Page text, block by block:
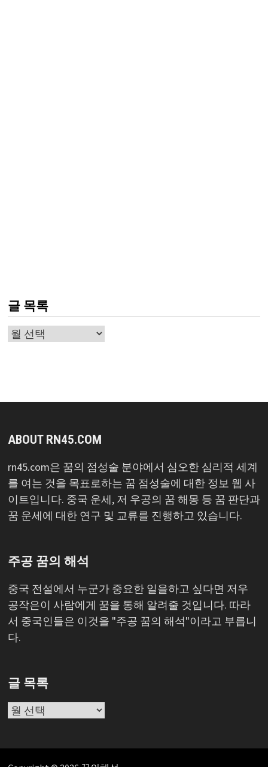
글 목록
글
ABOUT RN45.COM
rn45.com은 꿈의 점성술 분야에서 심오한 심리적 세계
를 여는 것을 목표로하는 꿈 점성술에 대한 정보 웹 사
이트입니다. 중국 운세, 저 우공의 꿈 해몽 등 꿈 판단과
꿈 운세에 대한 연구 및 교류를 진행하고 있습니다.
주공 꿈의 해석
중국 전설에서 누군가 중요한 일을하고 싶다면 저우
공작은이 사람에게 꿈을 통해 알려줄 것입니다. 따라
서 중국인들은 이것을 "주공 꿈의 해석"이라고 부릅니
다.
글 목록
글